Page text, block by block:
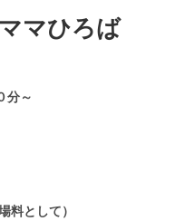
マひろば
分～
料として）